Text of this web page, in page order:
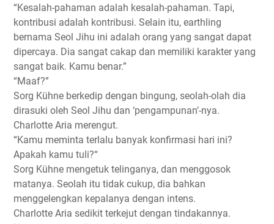
“Kesalah-pahaman adalah kesalah-pahaman. Tapi,
kontribusi adalah kontribusi. Selain itu, earthling
bernama Seol Jihu ini adalah orang yang sangat dapat
dipercaya. Dia sangat cakap dan memiliki karakter yang
sangat baik. Kamu benar.”
“Maaf?”
Sorg Kühne berkedip dengan bingung, seolah-olah dia
dirasuki oleh Seol Jihu dan ‘pengampunan’-nya.
Charlotte Aria merengut.
“Kamu meminta terlalu banyak konfirmasi hari ini?
Apakah kamu tuli?“
Sorg Kühne mengetuk telinganya, dan menggosok
matanya. Seolah itu tidak cukup, dia bahkan
menggelengkan kepalanya dengan intens.
Charlotte Aria sedikit terkejut dengan tindakannya.